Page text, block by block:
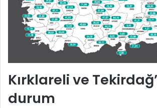
Kırklareli ve
durum